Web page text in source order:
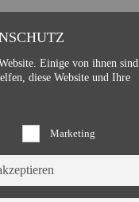
Einige von ihnen sind
diese Website und Ihre
Marketing